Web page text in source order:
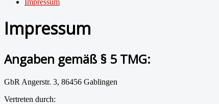
Impressum
Impressum
Angaben gemäß § 5 TMG:
GbR Angerstr. 3, 86456 Gablingen
Vertreten durch: